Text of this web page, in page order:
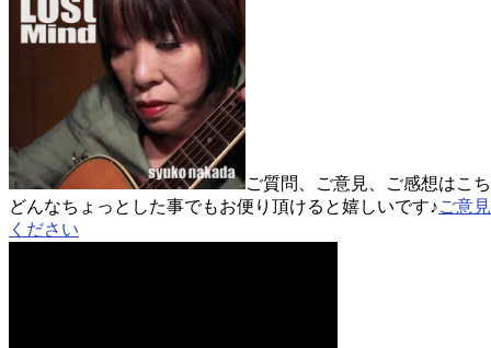
ご質問、ご意見、ご感想はこ
どんなちょっとした事でもお便り頂けると嬉しいです♪ご意
ください